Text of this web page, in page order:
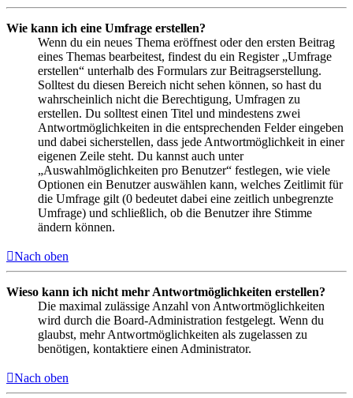
Wie kann ich eine Umfrage erstellen?
Wenn du ein neues Thema eröffnest oder den ersten Beitrag
eines Themas bearbeitest, findest du ein Register „Umfrage
erstellen“ unterhalb des Formulars zur Beitragserstellung.
Solltest du diesen Bereich nicht sehen können, so hast du
wahrscheinlich nicht die Berechtigung, Umfragen zu
erstellen. Du solltest einen Titel und mindestens zwei
Antwortmöglichkeiten in die entsprechenden Felder eingeben
und dabei sicherstellen, dass jede Antwortmöglichkeit in einer
eigenen Zeile steht. Du kannst auch unter
„Auswahlmöglichkeiten pro Benutzer“ festlegen, wie viele
Optionen ein Benutzer auswählen kann, welches Zeitlimit für
die Umfrage gilt (0 bedeutet dabei eine zeitlich unbegrenzte
Umfrage) und schließlich, ob die Benutzer ihre Stimme
ändern können.
Nach oben
Wieso kann ich nicht mehr Antwortmöglichkeiten erstellen?
Die maximal zulässige Anzahl von Antwortmöglichkeiten
wird durch die Board-Administration festgelegt. Wenn du
glaubst, mehr Antwortmöglichkeiten als zugelassen zu
benötigen, kontaktiere einen Administrator.
Nach oben